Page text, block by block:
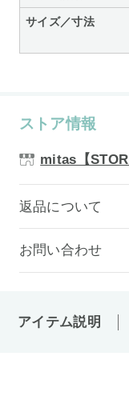
サイズ／寸法
ストア情報
mitas【
返品について
お問い合わせ
アイテム説明